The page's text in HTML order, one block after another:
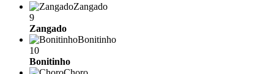
Zangado
9
Zangado
Bonitinho
10
Bonitinho